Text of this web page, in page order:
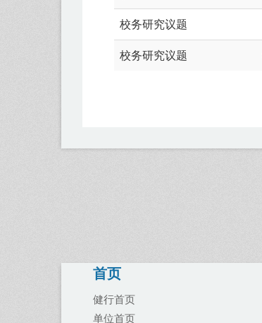
校务研究议题
校务研究议题
首页
健行首页
单位首页